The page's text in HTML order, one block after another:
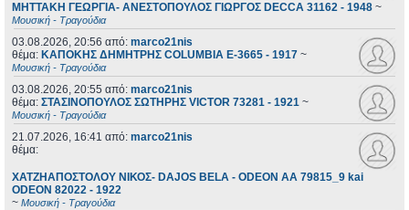
ΜΗΤΤΑΚΗ ΓΕΩΡΓΙΑ- ΑΝΕΣΤΟΠΟΥΛΟΣ ΓΙΩΡΓΟΣ DECCA 31162 - 1948 ~
Μουσική - Τραγούδια
03.08.2026, 20:56 από: marco21nis
θέμα: ΚΑΠΟΚΗΣ ΔΗΜΗΤΡΗΣ COLUMBIA E-3665 - 1917 ~
Μουσική - Τραγούδια
03.08.2026, 20:55 από: marco21nis
θέμα: ΣΤΑΣΙΝΟΠΟΥΛΟΣ ΣΩΤΗΡΗΣ VICTOR 73281 - 1921 ~
Μουσική - Τραγούδια
21.07.2026, 16:41 από: marco21nis
θέμα:
ΧΑΤΖΗΑΠΟΣΤΟΛΟΥ ΝΙΚΟΣ- DAJOS BELA - ODEON AA 79815_9 kai
ODEON 82022 - 1922
~ Μουσική - Τραγούδια